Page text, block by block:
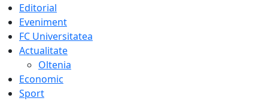
Editorial
Eveniment
FC Universitatea
Actualitate
Oltenia
Economic
Sport